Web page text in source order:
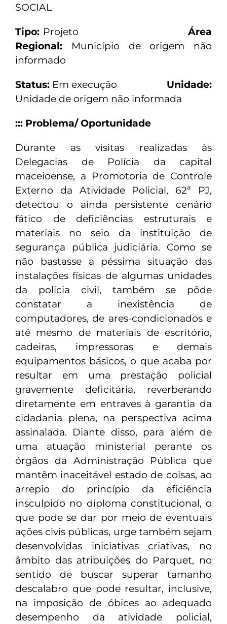
SOCIAL
Tipo: ProjetoÁrea
Regional: Município de origem não
informado
Status: Em execução Unidade:
Unidade de origem não informada
::: Problema/ Oportunidade
Durante as visitas realizadas às
Delegacias de Polícia da capital
maceioense, a Promotoria de Controle
Externo da Atividade Policial, 62ª PJ,
detectou o ainda persistente cenário
fático de deficiências estruturais e
materiais no seio da instituição de
segurança pública judiciária. Como se
não bastasse a péssima situação das
instalações físicas de algumas unidades
da polícia civil, também se pôde
constatar a inexistência de
computadores, de ares-condicionados e
até mesmo de materiais de escritório,
cadeiras, impressoras e demais
equipamentos básicos, o que acaba por
resultar em uma prestação policial
gravemente deficitária, reverberando
diretamente em entraves à garantia da
cidadania plena, na perspectiva acima
assinalada. Diante disso, para além de
uma atuação ministerial perante os
órgãos da Administração Pública que
mantêm inaceitável estado de coisas, ao
arrepio do princípio da eficiência
insculpido no diploma constitucional, o
que pode se dar por meio de eventuais
ações civis públicas, urge também sejam
desenvolvidas iniciativas criativas, no
âmbito das atribuições do Parquet, no
sentido de buscar superar tamanho
descalabro que pode resultar, inclusive,
na imposição de óbices ao adequado
desempenho da atividade policial,